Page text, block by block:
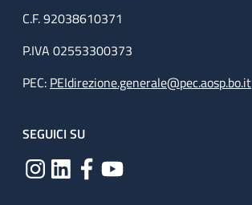
C.F. 92038610371
P.IVA 02553300373
PEC: PEIdirezione.generale@pec.aosp.bo.it
SEGUICI SU